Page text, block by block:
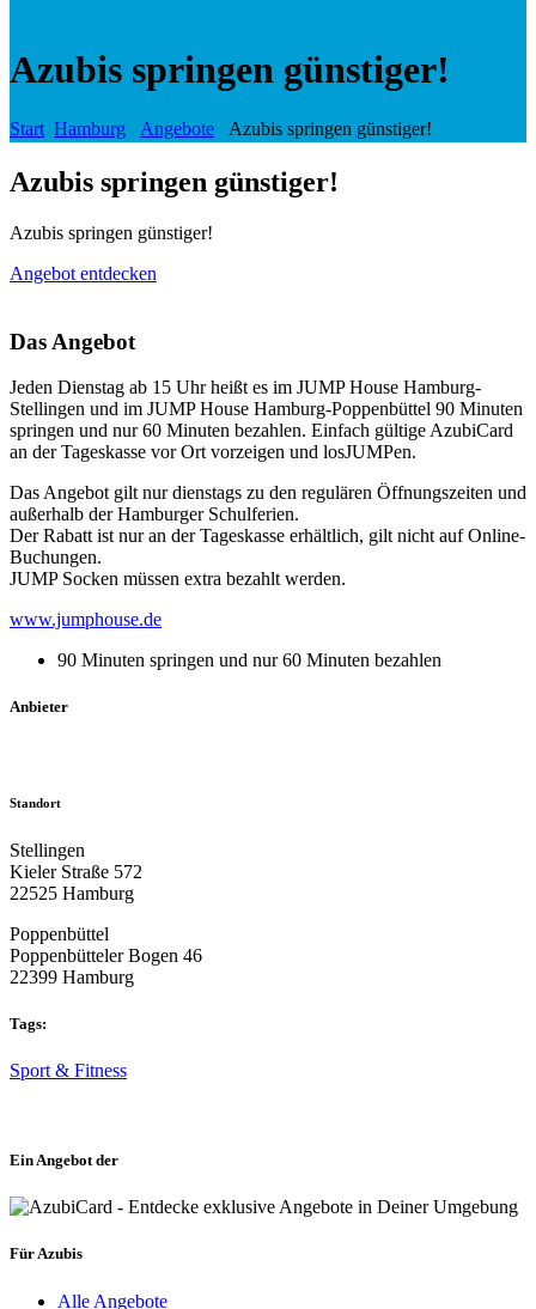
Azubis springen günstiger!
Start Hamburg Angebote Azubis springen günstiger!
Azubis springen günstiger!
Azubis springen günstiger!
Angebot entdecken
Das Angebot
Jeden Dienstag ab 15 Uhr heißt es im JUMP House Hamburg-
Stellingen und im JUMP House Hamburg-Poppenbüttel 90 Minuten
springen und nur 60 Minuten bezahlen. Einfach gültige AzubiCard
an der Tageskasse vor Ort vorzeigen und losJUMPen.
Das Angebot gilt nur dienstags zu den regulären Öffnungszeiten und
außerhalb der Hamburger Schulferien.
Der Rabatt ist nur an der Tageskasse erhältlich, gilt nicht auf Online-
Buchungen.
JUMP Socken müssen extra bezahlt werden.
www.jumphouse.de
90 Minuten springen und nur 60 Minuten bezahlen
Anbieter
Standort
Stellingen
Kieler Straße 572
22525 Hamburg
Poppenbüttel
Poppenbütteler Bogen 46
22399 Hamburg
Tags:
Sport & Fitness
Ein Angebot der
Für Azubis
Alle Angebote